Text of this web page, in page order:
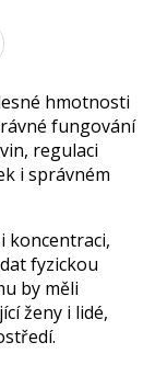
hmotnosti
fungování
regulaci
i správném
koncentraci,
fyzickou
by měli
ženy i lidé,